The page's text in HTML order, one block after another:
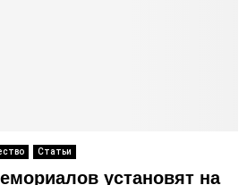
Статьи
установят на